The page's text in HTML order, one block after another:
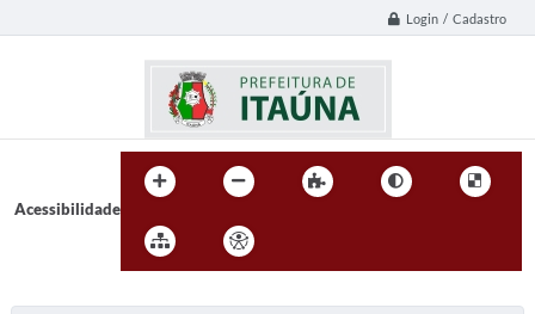
Login / Cadastro
Acessibilidade